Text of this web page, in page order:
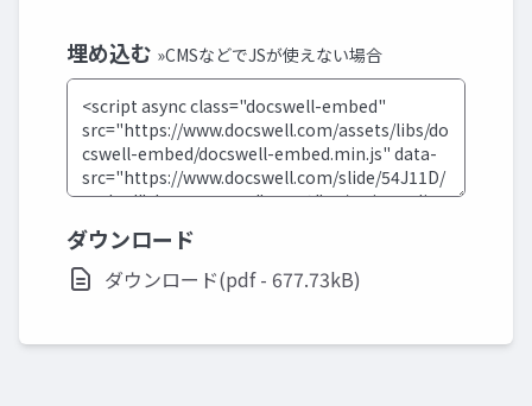
埋め込む »CMSなどでJSが使えない場合
ダウンロード
ダウンロード(pdf - 677.73kB)